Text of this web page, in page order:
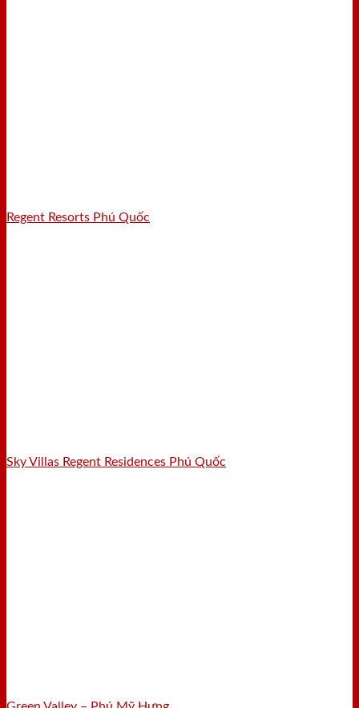
Regent Resorts Phú Quốc
Sky Villas Regent Residences Phú Quốc